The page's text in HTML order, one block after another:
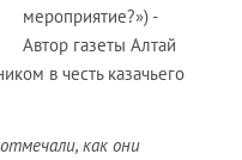
мероприятие?») -
Автор газеты Алтай
в честь казачьего
как они